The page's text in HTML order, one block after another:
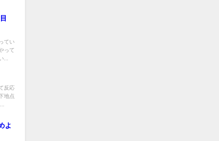
てい
って
...
反応
地点
よ